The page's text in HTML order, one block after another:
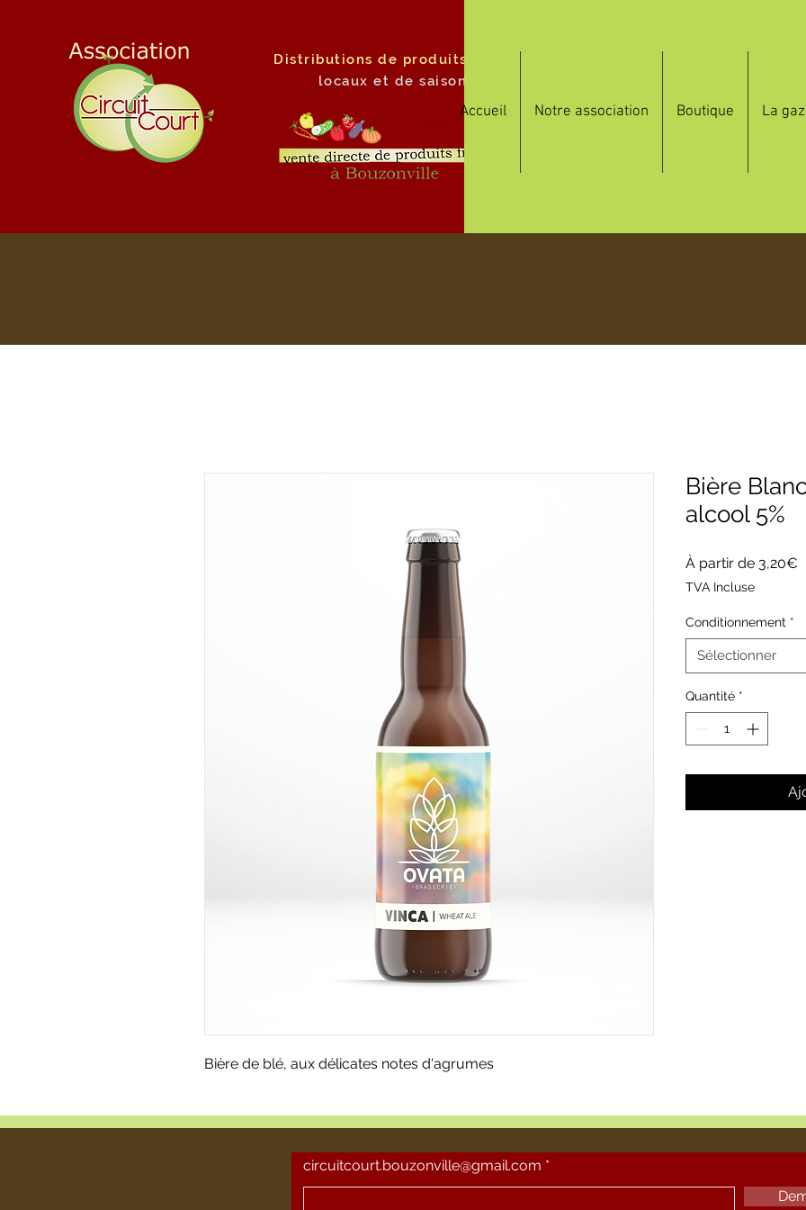
Distributions de produits
locaux et de saison
Accueil Notre association Boutique La
Bière de blé, aux délicates notes d'agrumes
Bière
alcool 5%
À partir de 3,20€
TVA Incluse
Conditionnement *
Sélectionner
Quantité *
circuitcourt.bouzonville@gmail.com